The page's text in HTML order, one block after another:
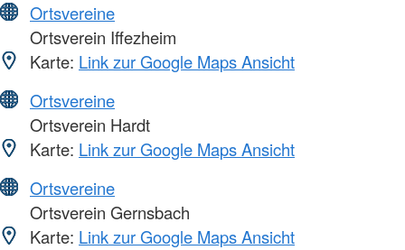
Ortsvereine
Ortsverein Iffezheim
Karte: Link zur Google Maps Ansicht
Ortsvereine
Ortsverein Hardt
Karte: Link zur Google Maps Ansicht
Ortsvereine
Ortsverein Gernsbach
Karte: Link zur Google Maps Ansicht